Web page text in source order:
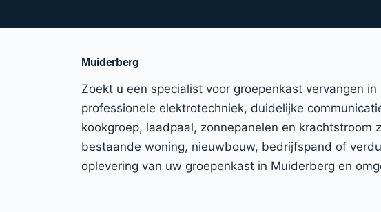
Muiderberg
Zoekt u een specialist voor groepenkast vervangen
professionele elektrotechniek, duidelijke
kookgroep, laadpaal, zonnepanelen en
bestaande woning, nieuwbouw, bedrijfspand of
oplevering van uw groepenkast in Muiderberg en